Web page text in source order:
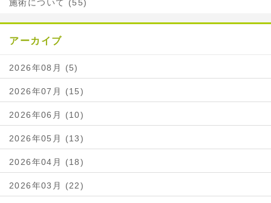
施術について (55)
アーカイブ
2026年08月 (5)
2026年07月 (15)
2026年06月 (10)
2026年05月 (13)
2026年04月 (18)
2026年03月 (22)